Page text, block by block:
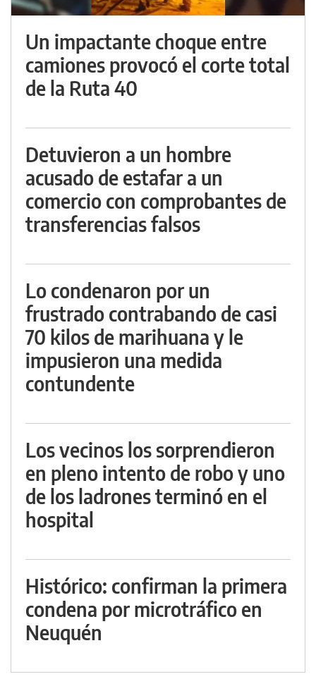
Un impactante choque entre
camiones provocó el corte total
de la Ruta 40
Detuvieron a un hombre
acusado de estafar a un
comercio con comprobantes de
transferencias falsos
Lo condenaron por un
frustrado contrabando de casi
70 kilos de marihuana y le
impusieron una medida
contundente
Los vecinos los sorprendieron
en pleno intento de robo y uno
de los ladrones terminó en el
hospital
Histórico: confirman la primera
condena por microtráfico en
Neuquén